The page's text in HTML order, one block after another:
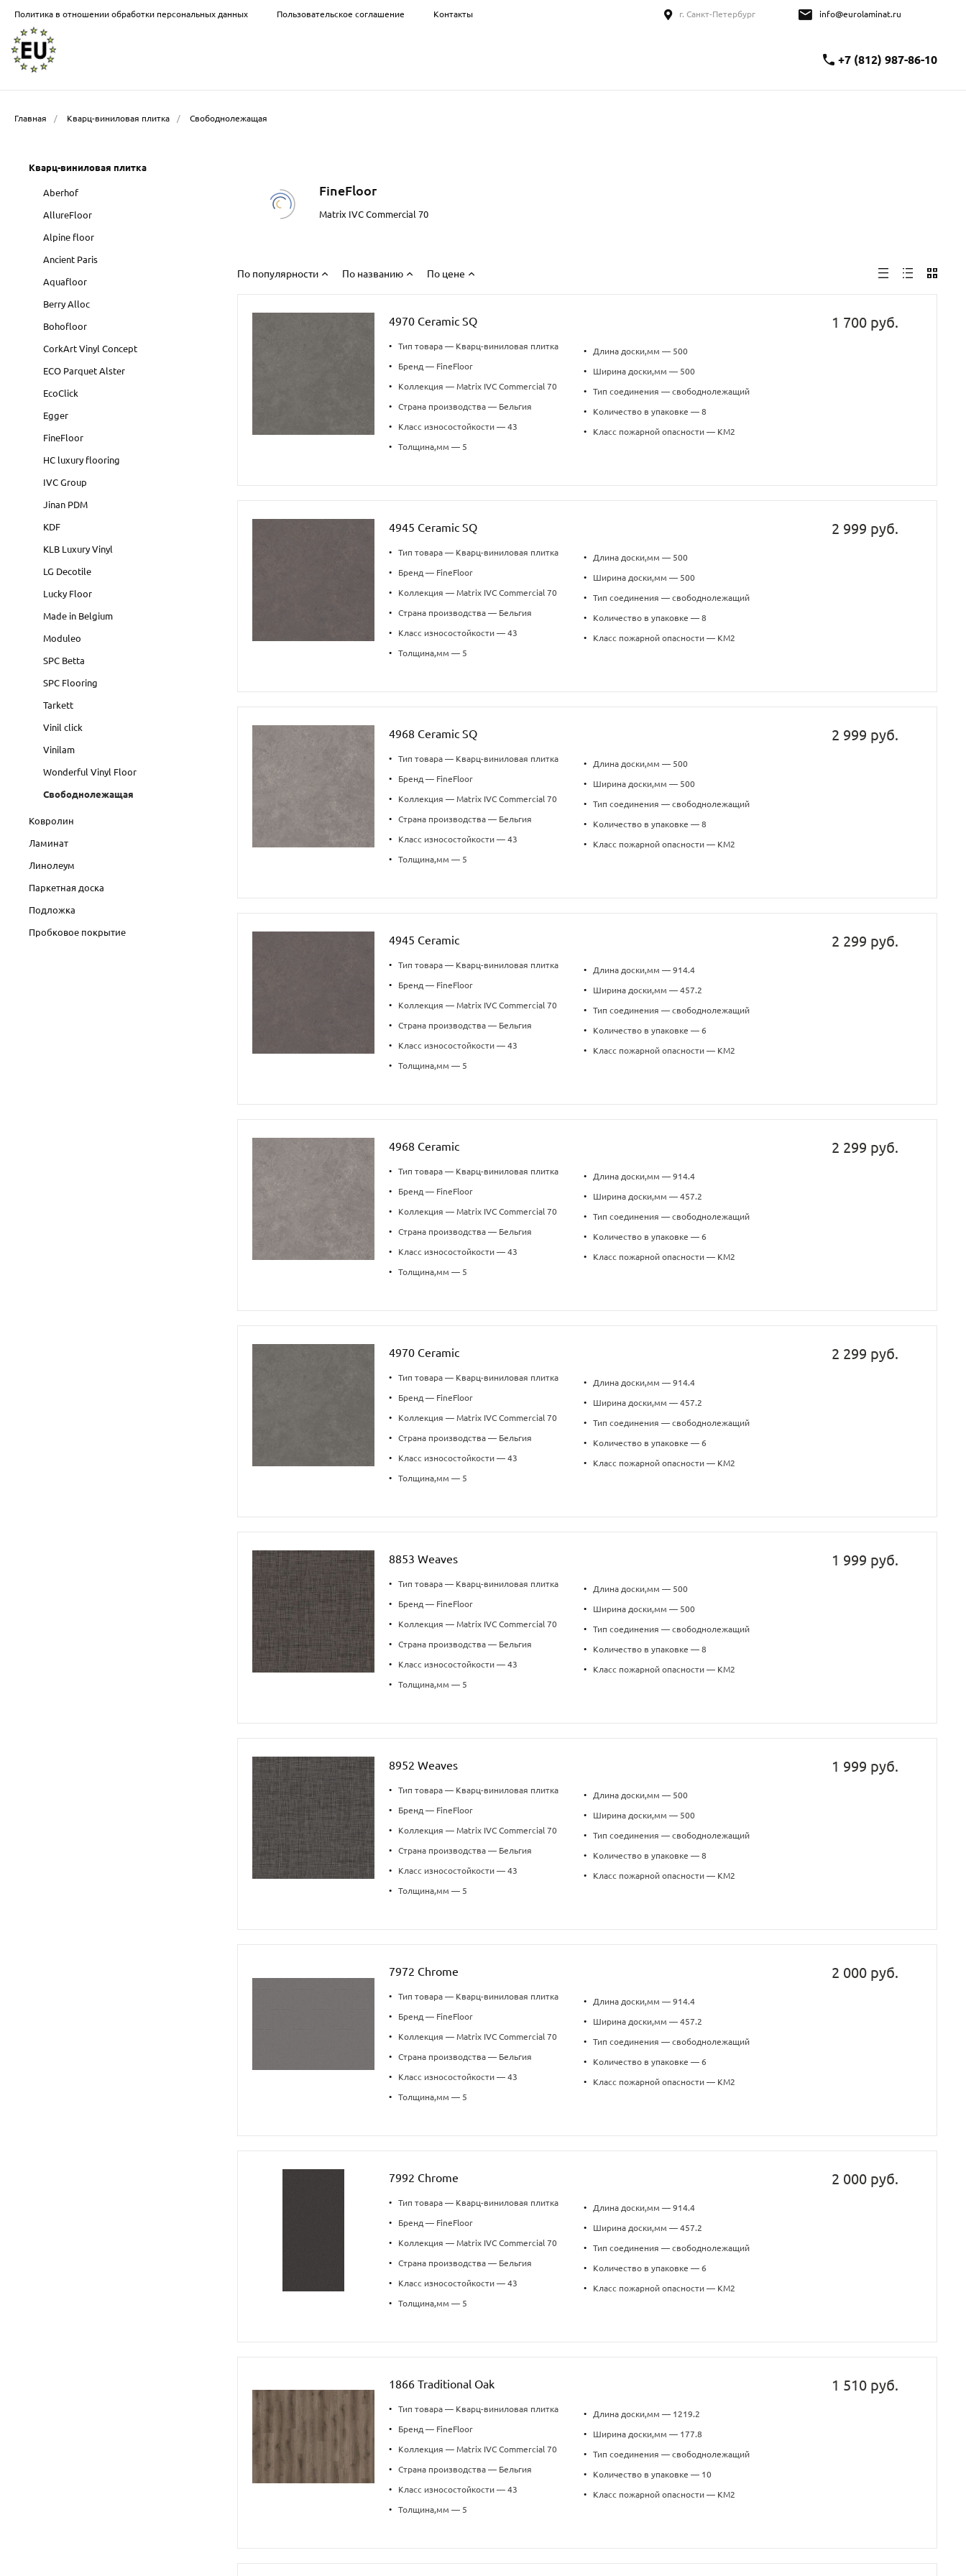
Политика в отношении обработки персональных данных Пользовательское соглашение Контакты г. Санкт-Петербург info@eurolaminat.ru
+7 (812) 987-86-10
Главная / Кварц-виниловая плитка / Свободнолежащая
Кварц-виниловая плитка
Aberhof
AllureFloor
Alpine floor
Ancient Paris
Aquafloor
Berry Alloc
Bohofloor
CorkArt Vinyl Concept
ECO Parquet Alster
EcoClick
Egger
FineFloor
HC luxury flooring
IVC Group
Jinan PDM
KDF
KLB Luxury Vinyl
LG Decotile
Lucky Floor
Made in Belgium
Moduleo
SPC Betta
SPC Flooring
Tarkett
Vinil click
Vinilam
Wonderful Vinyl Floor
Свободнолежащая
Ковролин
Ламинат
Линолеум
Паркетная доска
Подложка
Пробковое покрытие
FineFloor
Matrix IVC Commercial 70
По популярности По названию По цене
1 700 руб.
4970 Ceramic SQ
• Тип товара — Кварц-виниловая плитка
• Бренд — FineFloor
• Коллекция — Matrix IVC Commercial 70
• Страна производства — Бельгия
• Класс износостойкости — 43
• Толщина,мм — 5
• Длина доски,мм — 500
• Ширина доски,мм — 500
• Тип соединения — свободнолежащий
• Количество в упаковке — 8
• Класс пожарной опасности — КМ2
2 999 руб.
4945 Ceramic SQ
• Тип товара — Кварц-виниловая плитка
• Бренд — FineFloor
• Коллекция — Matrix IVC Commercial 70
• Страна производства — Бельгия
• Класс износостойкости — 43
• Толщина,мм — 5
• Длина доски,мм — 500
• Ширина доски,мм — 500
• Тип соединения — свободнолежащий
• Количество в упаковке — 8
• Класс пожарной опасности — КМ2
2 999 руб.
4968 Ceramic SQ
• Тип товара — Кварц-виниловая плитка
• Бренд — FineFloor
• Коллекция — Matrix IVC Commercial 70
• Страна производства — Бельгия
• Класс износостойкости — 43
• Толщина,мм — 5
• Длина доски,мм — 500
• Ширина доски,мм — 500
• Тип соединения — свободнолежащий
• Количество в упаковке — 8
• Класс пожарной опасности — КМ2
2 299 руб.
4945 Ceramic
• Тип товара — Кварц-виниловая плитка
• Бренд — FineFloor
• Коллекция — Matrix IVC Commercial 70
• Страна производства — Бельгия
• Класс износостойкости — 43
• Толщина,мм — 5
• Длина доски,мм — 914.4
• Ширина доски,мм — 457.2
• Тип соединения — свободнолежащий
• Количество в упаковке — 6
• Класс пожарной опасности — КМ2
2 299 руб.
4968 Ceramic
• Тип товара — Кварц-виниловая плитка
• Бренд — FineFloor
• Коллекция — Matrix IVC Commercial 70
• Страна производства — Бельгия
• Класс износостойкости — 43
• Толщина,мм — 5
• Длина доски,мм — 914.4
• Ширина доски,мм — 457.2
• Тип соединения — свободнолежащий
• Количество в упаковке — 6
• Класс пожарной опасности — КМ2
2 299 руб.
4970 Ceramic
• Тип товара — Кварц-виниловая плитка
• Бренд — FineFloor
• Коллекция — Matrix IVC Commercial 70
• Страна производства — Бельгия
• Класс износостойкости — 43
• Толщина,мм — 5
• Длина доски,мм — 914.4
• Ширина доски,мм — 457.2
• Тип соединения — свободнолежащий
• Количество в упаковке — 6
• Класс пожарной опасности — КМ2
1 999 руб.
8853 Weaves
• Тип товара — Кварц-виниловая плитка
• Бренд — FineFloor
• Коллекция — Matrix IVC Commercial 70
• Страна производства — Бельгия
• Класс износостойкости — 43
• Толщина,мм — 5
• Длина доски,мм — 500
• Ширина доски,мм — 500
• Тип соединения — свободнолежащий
• Количество в упаковке — 8
• Класс пожарной опасности — КМ2
1 999 руб.
8952 Weaves
• Тип товара — Кварц-виниловая плитка
• Бренд — FineFloor
• Коллекция — Matrix IVC Commercial 70
• Страна производства — Бельгия
• Класс износостойкости — 43
• Толщина,мм — 5
• Длина доски,мм — 500
• Ширина доски,мм — 500
• Тип соединения — свободнолежащий
• Количество в упаковке — 8
• Класс пожарной опасности — КМ2
2 000 руб.
7972 Chrome
• Тип товара — Кварц-виниловая плитка
• Бренд — FineFloor
• Коллекция — Matrix IVC Commercial 70
• Страна производства — Бельгия
• Класс износостойкости — 43
• Толщина,мм — 5
• Длина доски,мм — 914.4
• Ширина доски,мм — 457.2
• Тип соединения — свободнолежащий
• Количество в упаковке — 6
• Класс пожарной опасности — КМ2
2 000 руб.
7992 Chrome
• Тип товара — Кварц-виниловая плитка
• Бренд — FineFloor
• Коллекция — Matrix IVC Commercial 70
• Страна производства — Бельгия
• Класс износостойкости — 43
• Толщина,мм — 5
• Длина доски,мм — 914.4
• Ширина доски,мм — 457.2
• Тип соединения — свободнолежащий
• Количество в упаковке — 6
• Класс пожарной опасности — КМ2
1 510 руб.
1866 Traditional Oak
• Тип товара — Кварц-виниловая плитка
• Бренд — FineFloor
• Коллекция — Matrix IVC Commercial 70
• Страна производства — Бельгия
• Класс износостойкости — 43
• Толщина,мм — 5
• Длина доски,мм — 1219.2
• Ширина доски,мм — 177.8
• Тип соединения — свободнолежащий
• Количество в упаковке — 10
• Класс пожарной опасности — КМ2